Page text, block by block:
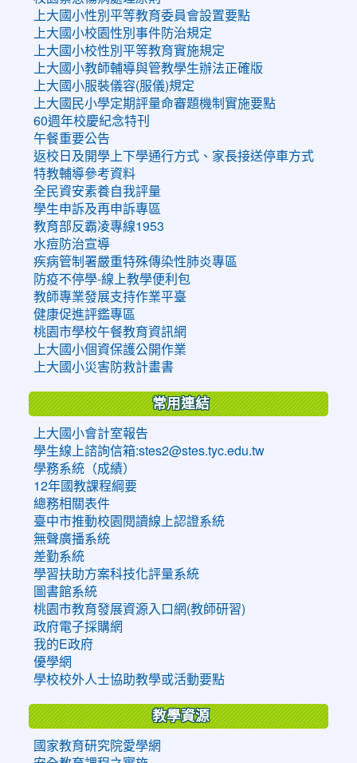
上大國小性別平等教育委員會設置要點
上大國小校園性別事件防治規定
上大國小校性別平等教育實施規定
上大國小教師輔導與管教學生辦法正確版
上大國小服裝儀容(服儀)規定
上大國民小學定期評量命審題機制實施要點
60週年校慶紀念特刊
午餐重要公告
返校日及開學上下學通行方式、家長接送停車方式
特教輔導參考資料
全民資安素養自我評量
學生申訴及再申訴專區
教育部反霸凌專線1953
水痘防治宣導
疾病管制署嚴重特殊傳染性肺炎專區
防疫不停學-線上教學便利包
教師專業發展支持作業平臺
健康促進評鑑專區
桃園市學校午餐教育資訊網
上大國小個資保護公開作業
上大國小災害防救計畫書
常用連結
上大國小會計室報告
學生線上諮詢信箱:stes2@stes.tyc.edu.tw
學務系統（成績）
12年國教課程綱要
總務相關表件
臺中市推動校園閱讀線上認證系統
無聲廣播系統
差勤系統
學習扶助方案科技化評量系統
圖書館系統
桃園市教育發展資源入口網(教師研習)
政府電子採購網
我的E政府
優學網
學校校外人士協助教學或活動要點
教學資源
國家教育研究院愛學網